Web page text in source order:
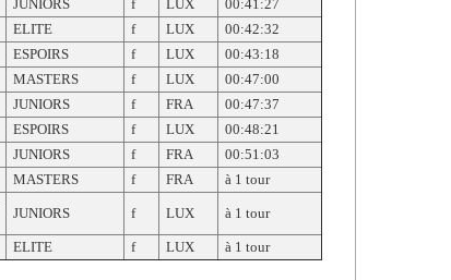
JUNIORS f LUX
00:41:27
ELITE f LUX
00:42:32
ESPOIRS f LUX
00:43:18
MASTERS f LUX
00:47:00
JUNIORS f FRA
00:47:37
ESPOIRS f LUX
00:48:21
JUNIORS f FRA
00:51:03
MASTERS f FRA à 1 tour
JUNIORS f LUX à 1 tour
ELITE f LUX à 1 tour